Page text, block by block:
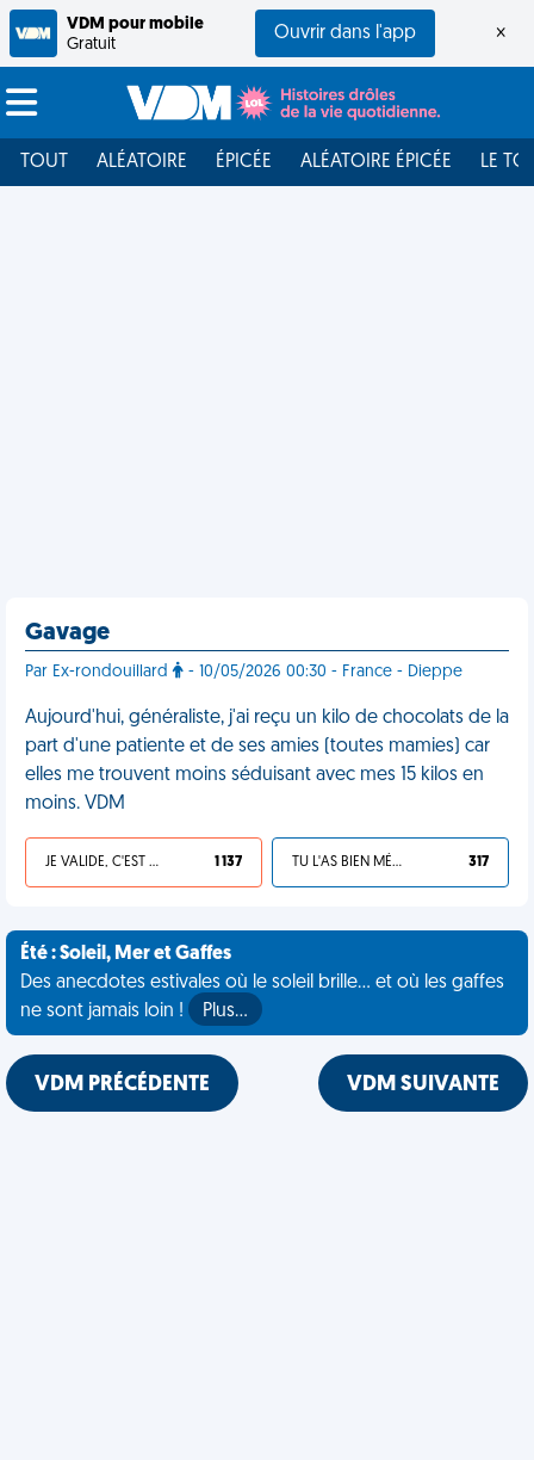
VDM pour mobile
Gratuit
Ouvrir dans l'app ×
TOUT ALÉATOIRE ÉPICÉE ALÉATOIRE ÉPICÉE LE
Gavage
Par Ex-rondouillard - 10/05/2026 00:30 - France - Dieppe
Aujourd'hui, généraliste, j'ai reçu un kilo de chocolats de la
part d'une patiente et de ses amies (toutes mamies) car
elles me trouvent moins séduisant avec mes 15 kilos en
moins. VDM
JE VALIDE, C'EST UNE VDM 1 137 TU L'AS BIEN MÉRITÉ 317
Été : Soleil, Mer et Gaffes
Des anecdotes estivales où le soleil brille... et où les gaffes
ne sont jamais loin !
Plus…
VDM PRÉCÉDENTE VDM SUIVANTE